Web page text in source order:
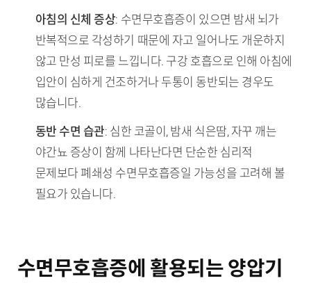
아침의 신체 증상: 수면무호흡증이 있으면 밤새 뇌가
반복적으로 각성하기 때문에 자고 일어나도 개운하지
않고 만성 피로를 느낍니다. 구강 호흡으로 인해 아침에
입안이 심하게 건조하거나 두통이 동반되는 경우도
많습니다.
동반 수면 습관: 심한 코골이, 밤새 식은땀, 자꾸 깨는
야간뇨 증상이 함께 나타난다면 단순한 심리적
문제보다 폐쇄성 수면무호흡증일 가능성을 고려해 볼
필요가 있습니다.
수면무호흡증에 활용되는 양압기